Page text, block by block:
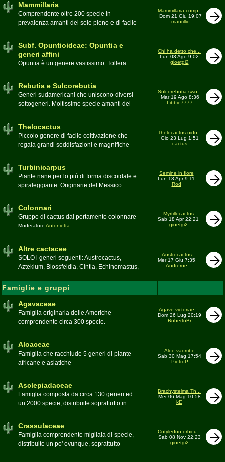
Mammillaria
Comprendente oltre 200 specie in
prevalenza amanti del sole pieno e di facile
Mammillaria comp...
Dom 21 Giu 19:07
maurillio
Subf. Opuntioideae: Opuntia e
generi affini
Opuntia è un genere vastissimo. Tollera
Canada. Caratteristiche le temute spine
carnosi spesso commestibili
Chi ha detto che...
Lun 03 Ago 9:02
gioetgi2
Rebutia e Sulcorebutia
Generi sudamericani che uniscono diversi
sottogeneri. Moltissime specie amanti del
Sulcorebutia swo...
Mar 19 Ago 8:36
Libbie7777
Thelocactus
Piccolo genere di facile coltivazione che
regala grandi soddisfazioni e magnifiche
Thelocactus nidu...
Gio 23 Lug 1:51
cactus
Turbinicarpus
Piante nane per lo più di forma discoidale e
spiraleggiante. Originarie del Messico
Semine in fiore
Lun 13 Apr 9:11
Rod
Colonnari
Gruppo di cactus dal portamento colonnare
Moderatore Antonietta
Myrtillocactus
Sab 18 Apr 22:21
gioetgi2
Altre cactacee
SOLO i generi seguenti: Austrocactus,
Aztekium, Blossfeldia, Cintia, Echinomastus,
Geohintonia, Obregonia, Oroya,
Ortegocactus, Pediocactus, Pelecyphora,
Pereskia, Sclerocactus, Strombocactus ,
Toumeya, Uebelmannia, Yavia. Sottotribù:
Hylocereinae (Aporocactus, Epiphyllum,
Austrocactus
Mer 17 Giu 7:35
Andreroe
Famiglie e gruppi
Agavaceae
Famiglia originaria delle Americhe
comprendente circa 300 specie.
generi:Agave, Beschorneria, Furcraea,
Hesperaloë, Littaea, Manfreda, Polianthes,
Agave victoriae-...
Dom 26 Lug 20:19
RobertoBr
Aloaceae
Famiglia che racchiude 5 generi di piante
africane e asiatiche
Aloe vaombe
Sab 30 Mag 17:54
PietroP
Asclepiadaceae
Famiglia composta da circa 130 generi ed
un 2000 specie, distribuite soprattutto in
Brachystelma Th...
Mer 06 Mag 10:58
kE
Crassulaceae
Famiglia comprendente migliaia di specie,
distribuite un po' ovunque, soprattutto
Cotyledon orbicu...
Sab 08 Nov 22:23
gioetgi2